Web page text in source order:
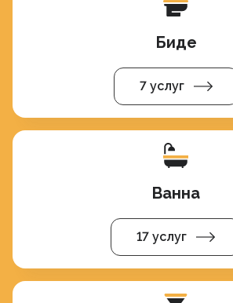
Биде
7 услуг
Ванна
17 услуг